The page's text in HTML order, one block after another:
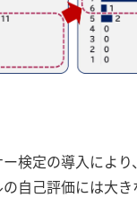
検定の導入によ
自己評価には大